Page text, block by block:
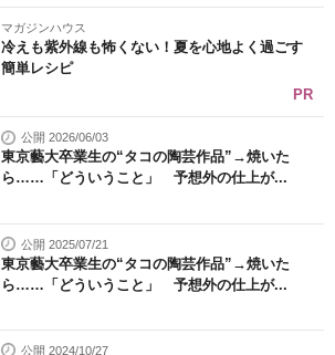
マガジンハウス
冷えも紫外線も怖くない！夏を心地よく過ごす
簡単レシピ
PR
公開 2026/06/03
東京藝大卒業生の“タコの陶芸作品”→焼いた
ら……「どういうこと」 予想外の仕上が...
公開 2025/07/21
東京藝大卒業生の“タコの陶芸作品”→焼いた
ら……「どういうこと」 予想外の仕上が...
公開 2024/10/27